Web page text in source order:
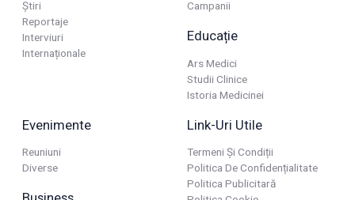
Știri
Reportaje
Interviuri
Internaționale
Campanii
Educație
Ars Medici
Studii Clinice
Istoria Medicinei
Evenimente
Reuniuni
Diverse
Link-Uri Utile
Termeni Și Condiții
Politica De Confidențialitate
Politica Publicitară